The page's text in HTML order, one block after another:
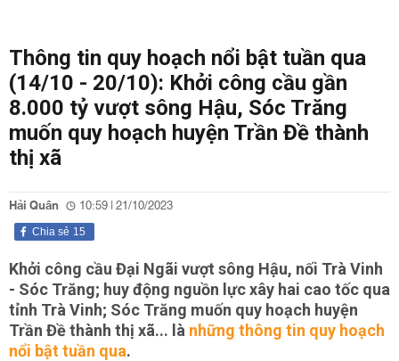
Thông tin quy hoạch nổi bật tuần qua
(14/10 - 20/10): Khởi công cầu gần
8.000 tỷ vượt sông Hậu, Sóc Trăng
muốn quy hoạch huyện Trần Đề thành
thị xã
Hải Quân 10:59 | 21/10/2023
15
Chia sẻ
Khởi công cầu Đại Ngãi vượt sông Hậu, nối Trà Vinh
- Sóc Trăng; huy động nguồn lực xây hai cao tốc qua
tỉnh Trà Vinh; Sóc Trăng muốn quy hoạch huyện
Trần Đề thành thị xã... là những thông tin quy hoạch
nổi bật tuần qua.